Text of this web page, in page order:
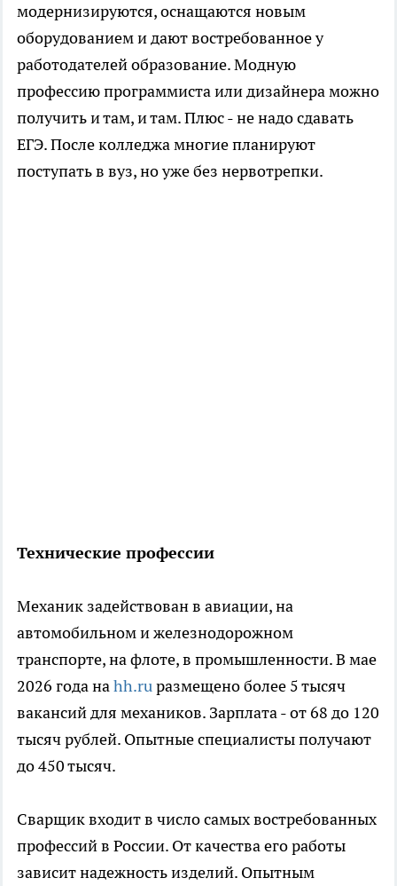
модернизируются, оснащаются новым
оборудованием и дают востребованное у
работодателей образование. Модную
профессию программиста или дизайнера можно
получить и там, и там. Плюс - не надо сдавать
ЕГЭ. После колледжа многие планируют
поступать в вуз, но уже без нервотрепки.
Технические профессии
Механик задействован в авиации, на
автомобильном и железнодорожном
транспорте, на флоте, в промышленности. В мае
2026 года наhh.ruразмещено более 5 тысяч
вакансий для механиков. Зарплата - от 68 до 120
тысяч рублей. Опытные специалисты получают
до 450 тысяч.
Сварщик входит в число самых востребованных
профессий в России. От качества его работы
зависит надежность изделий. Опытным